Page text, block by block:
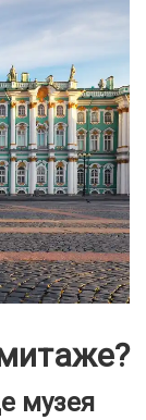
музея